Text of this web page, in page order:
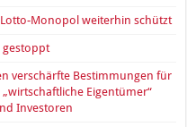
Monopol weiterhin schützt
gestoppt
verschärfte Bestimmungen für
Eigentümer“
Investoren